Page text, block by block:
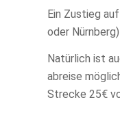
Ein Zustieg
oder
Natürlich ist
abreise
Strecke 25€